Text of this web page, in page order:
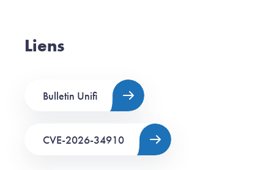
Liens
Bulletin Unifi
CVE-2026-34910